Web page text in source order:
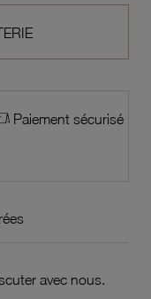
Paiement sécurisé
avec nous.